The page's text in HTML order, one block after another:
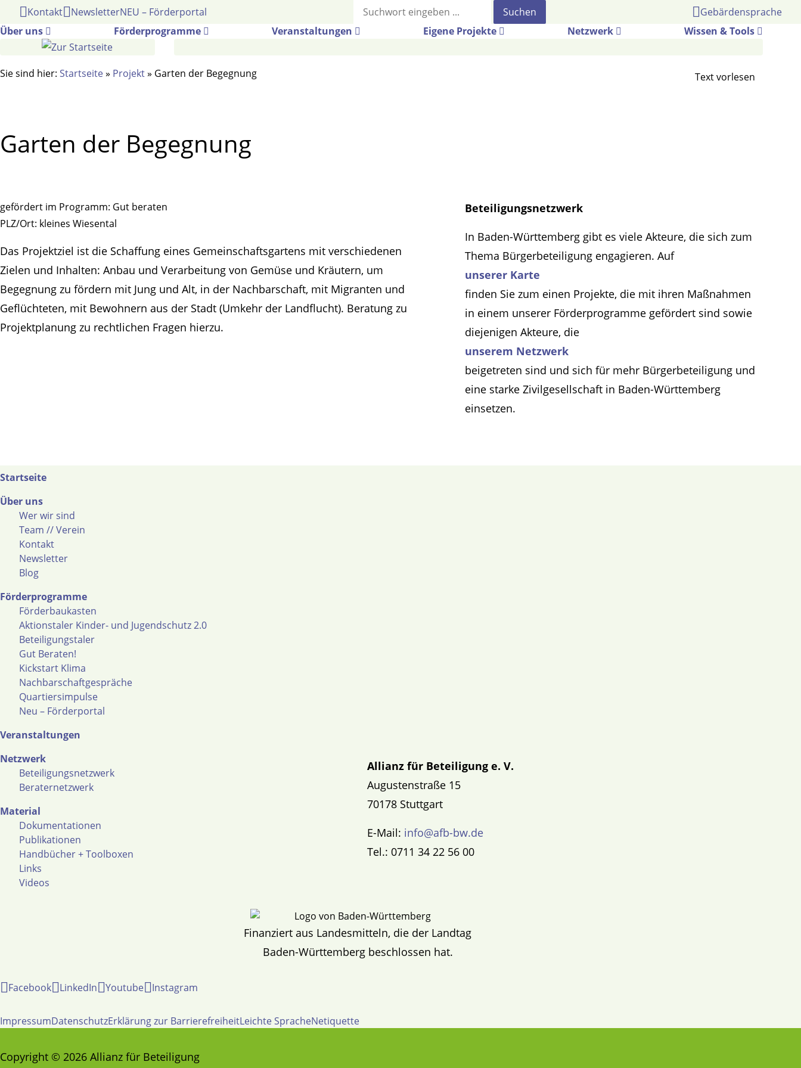
Gehe
Inhalt
Kontakt NewsletterNEU – Förderportal Suche
Gebärdensprache
Über uns
Förderprogramme Veranstaltungen Eigene Projekte Netzwerk Wissen & Tools
Sie sind hier: Startseite» Projekt» Garten der Begegnung
Garten der Begegnung
gefördert im Programm: Gut beraten
PLZ/Ort: kleines Wiesental
Das Projektziel ist die Schaffung eines Gemeinschaftsgartens mit verschiedenen
Zielen und Inhalten: Anbau und Verarbeitung von Gemüse und Kräutern, um
Begegnung zu fördern mit Jung und Alt, in der Nachbarschaft, mit Migranten und
Geflüchteten, mit Bewohnern aus der Stadt (Umkehr der Landflucht). Beratung zu
Projektplanung zu rechtlichen Fragen hierzu.
Beteiligungsnetzwerk
In Baden-Württemberg gibt es viele Akteure, die sich zum
Thema Bürgerbeteiligung engagieren. Auf
unserer Karte
finden Sie zum einen Projekte, die mit ihren Maßnahmen
in einem unserer Förderprogramme gefördert sind sowie
diejenigen Akteure, die
unserem Netzwerk
beigetreten sind und sich für mehr Bürgerbeteiligung und
eine starke Zivilgesellschaft in Baden-Württemberg
einsetzen.
Startseite
Über uns
Wer wir sind
Team // Verein
Kontakt
Newsletter
Blog
Förderprogramme
Förderbaukasten
Aktionstaler Kinder- und Jugendschutz 2.0
Beteiligungstaler
Gut Beraten!
Kickstart Klima
Nachbarschaftgespräche
Quartiersimpulse
Neu – Förderportal
Veranstaltungen
Netzwerk
Beteiligungsnetzwerk
Beraternetzwerk
Material
Dokumentationen
Publikationen
Handbücher + Toolboxen
Links
Videos
Allianz für Beteiligung e. V.
Augustenstraße 15
70178 Stuttgart
E-Mail: info@afb-bw.de
Tel.: 0711 34 22 56 00
Finanziert aus Landesmitteln, die der Landtag
Baden-Württemberg beschlossen hat.
Facebook LinkedIn Youtube Instagram
ImpressumDatenschutzErklärung zur BarrierefreiheitLeichte SpracheNetiquette
Copyright © 2026 Allianz für Beteiligung